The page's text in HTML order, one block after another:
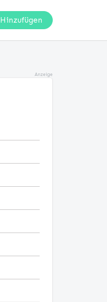
Hinzufügen
Anzeige